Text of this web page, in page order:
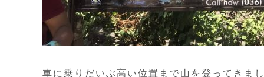
車に乗りだいぶ高い位置まで山を登ってきま